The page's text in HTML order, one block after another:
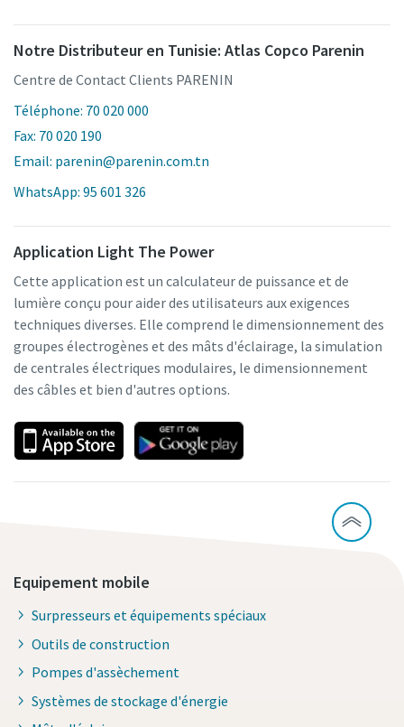
Notre Distributeur en Tunisie: Atlas Copco Parenin
Centre de Contact Clients PARENIN
Téléphone: 70 020 000
Fax: 70 020 190
Email: parenin@parenin.com.tn
WhatsApp: 95 601 326
Application Light The Power
Cette application est un calculateur de puissance et de
lumière conçu pour aider des utilisateurs aux exigences
techniques diverses. Elle comprend le dimensionnement des
groupes électrogènes et des mâts d'éclairage, la simulation
de centrales électriques modulaires, le dimensionnement
des câbles et bien d'autres options.
Equipement mobile
Surpresseurs et équipements spéciaux
Outils de construction
Pompes d'assèchement
Systèmes de stockage d'énergie